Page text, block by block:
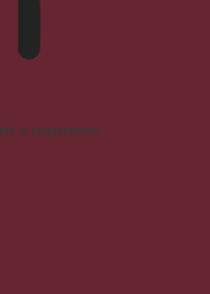
le clignotement